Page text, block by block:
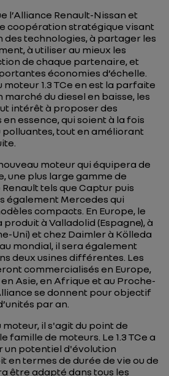
l’Alliance Renault-Nissan et
coopération stratégique visant
des technologies, à partager les
à utiliser au mieux les
de chaque partenaire, et
économies d’échelle.
moteur 1.3 TCe en est la parfaite
marché du diesel en baisse, les
intérêt à proposer des
essence, qui soient à la fois
tout en améliorant
moteur qui équipera de
une plus large gamme de
tels que Captur puis
également Mercedes qui
compacts. En Europe, le
produit à Valladolid (Espagne), à
Uni) et chez Daimler à Kölleda
mondial, il sera également
deux usines différentes. Les
commercialisés en Europe,
Asie, en Afrique et au Proche-
se donnent pour objectif
par an.
moteur, il s'agit du point de
famille de moteurs. Le 1.3 TCe a
un potentiel d'évolution
en termes de durée de vie ou de
être adapté dans tous les